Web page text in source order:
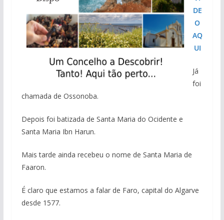
DE
O
AQ
UI
Já
foi
chamada de Ossonoba.
Depois foi batizada de Santa Maria do Ocidente e
Santa Maria Ibn Harun.
Mais tarde ainda recebeu o nome de Santa Maria de
Faaron.
É claro que estamos a falar de Faro, capital do Algarve
desde 1577.